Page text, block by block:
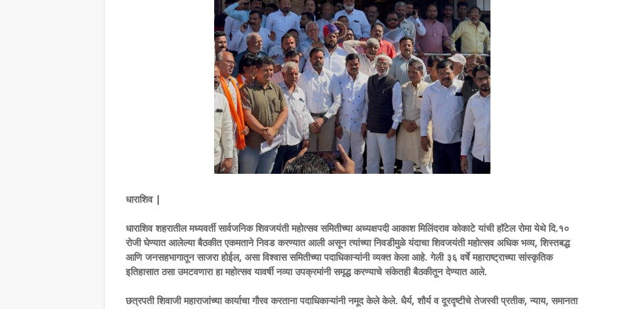
धाराशिव |
धाराशिव शहरातील मध्यवर्ती सार्वजनिक शिवजयंती महोत्सव समितीच्या अध्यक्षपदी आकाश मिलिंदराव कोकाटे यांची हॉटेल रोमा येथे दि.१०
रोजी घेण्यात आलेल्या बैठकीत एकमताने निवड करण्यात आली असून त्यांच्या निवडीमुळे यंदाचा शिवजयंती महोत्सव अधिक भव्य, शिस्तबद्ध
आणि जनसहभागातून साजरा होईल, असा विश्वास समितीच्या पदाधिकाऱ्यांनी व्यक्त केला आहे. गेली ३६ वर्षे महाराष्ट्राच्या सांस्कृतिक
इतिहासात ठसा उमटवणारा हा महोत्सव यावर्षी नव्या उपक्रमांनी समृद्ध करण्याचे संकेतही बैठकीतून देण्यात आले.
छत्रपती शिवाजी महाराजांच्या कार्याचा गौरव करताना पदाधिकाऱ्यांनी नमूद केले केले. धैर्य, शौर्य व दूरदृष्टीचे तेजस्वी प्रतीक, न्याय, समानता